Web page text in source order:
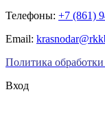
Телефоны: +7 (861)
Email:
Политика
Вход